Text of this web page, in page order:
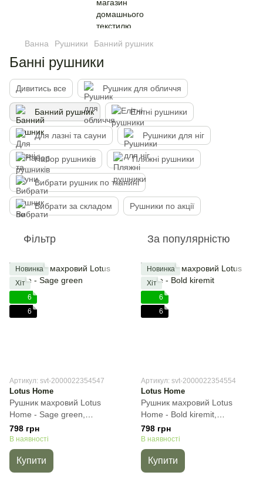
Ванна Рушники Банний рушник
Банні рушники
Дивитись все Рушник для обличчя
Банний рушник Елітні рушники
Для лазні та сауни Рушники для ніг
Набор рушників Пляжні рушники
Вибрати рушник по тканині
Вибрати за складом Рушники по акції
Фільтр За популярністю
Новинка
Хіт
6
6
Артикул: svt-2000022354547
Lotus Home
Рушник махровий Lotus
Home - Sage green,
Зелений, 50х90 см, Для
обличчя
798 грн
В наявності
Купити
Новинка
Хіт
6
6
Артикул: svt-2000022354554
Lotus Home
Рушник махровий Lotus
Home - Bold kiremit,
Цегляний, 50х90 см, Для
обличчя
798 грн
В наявності
Купити